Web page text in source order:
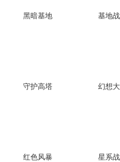
黑暗基地 基地
守护高塔 幻想
红色风暴 星系